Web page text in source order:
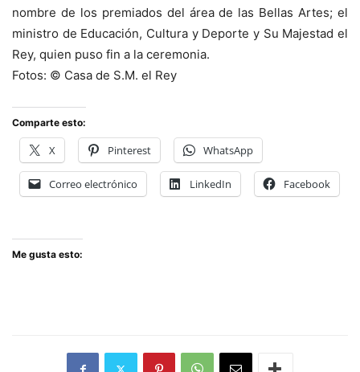
nombre de los premiados del área de las Bellas Artes; el
ministro de Educación, Cultura y Deporte y Su Majestad el
Rey, quien puso fin a la ceremonia.
Fotos: © Casa de S.M. el Rey
Comparte esto:
X Pinterest WhatsApp
Correo electrónico LinkedIn Facebook
Me gusta esto: